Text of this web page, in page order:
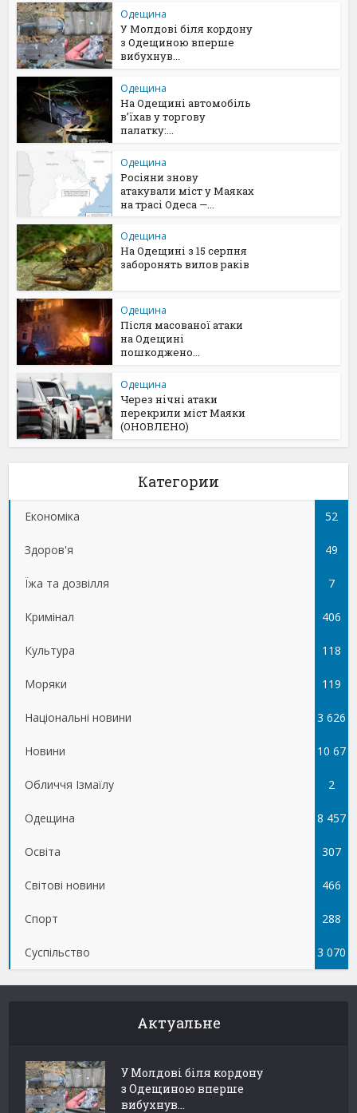
Одещина
У Молдові біля кордону
з Одещиною вперше
вибухнув...
Одещина
На Одещині автомобіль
в’їхав у торгову
палатку:...
Одещина
Росіяни знову
атакували міст у Маяках
на трасі Одеса —...
Одещина
На Одещині з 15 серпня
заборонять вилов раків
Одещина
Після масованої атаки
на Одещині
пошкоджено...
Одещина
Через нічні атаки
перекрили міст Маяки
(ОНОВЛЕНО)
Категории
Економіка 52
Здоров'я 49
Їжа та дозвілля 7
Кримінал 406
Культура 118
Моряки 119
Національні новини 3 626
Новини 10 67
5
Обличчя Ізмаїлу 2
Одещина 8 457
Освіта 307
Світові новини 466
Спорт 288
Суспільство 3 070
Актуальне
У Молдові біля кордону
з Одещиною вперше
вибухнув...